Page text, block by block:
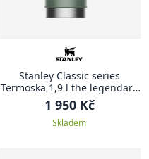
Stanley Classic series
Termoska 1,9 l the legendary
zelená CLASSIC
1 950 Kč
Skladem